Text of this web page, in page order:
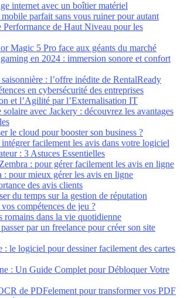
internet avec un boîtier matériel
parfait sans vous ruiner pour autant
de Haut Niveau pour les
Magic 5 Pro face aux géants du marché
en 2024 : immersion sonore et confort
: l’offre inédite de RentalReady
en cybersécurité des entreprises
et l’Agilité par l’Externalisation IT
avec Jackery : découvrez les avantages
le cloud pour booster son business ?
facilement les avis dans votre logiciel
: 3 Astuces Essentielles
: pour gérer facilement les avis en ligne
: pour mieux gérer les avis en ligne
des avis clients
du temps sur la gestion de réputation
compétences de jeu ?
romains dans la vie quotidienne
par un freelance pour créer son site
le logiciel pour dessiner facilement des cartes
: Un Guide Complet pour Débloquer Votre
de PDFelement pour transformer vos PDF